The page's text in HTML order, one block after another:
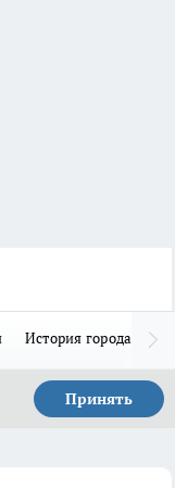
История города Н
Принять